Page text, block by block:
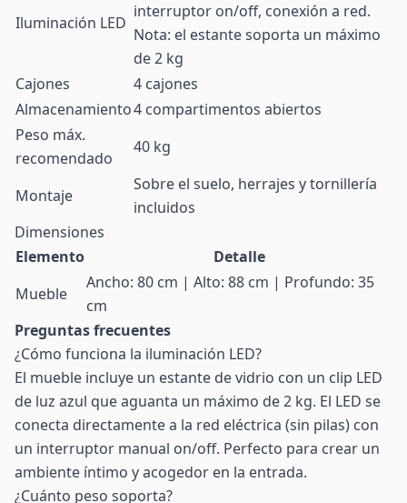
Iluminación LED
interruptor on/off, conexión a red.
Nota: el estante soporta un máximo
de 2 kg
Cajones
4 cajones
Almacenamiento4 compartimentos abiertos
Peso máx.
recomendado
40 kg
Montaje
Sobre el suelo, herrajes y tornillería
incluidos
Dimensiones
Elemento
Detalle
Mueble
Ancho: 80 cm | Alto: 88 cm | Profundo: 35
cm
Preguntas frecuentes
¿Cómo funciona la iluminación LED?
El mueble incluye un estante de vidrio con un clip LED
de luz azul que aguanta un máximo de 2 kg. El LED se
conecta directamente a la red eléctrica (sin pilas) con
un interruptor manual on/off. Perfecto para crear un
ambiente íntimo y acogedor en la entrada.
¿Cuánto peso soporta?